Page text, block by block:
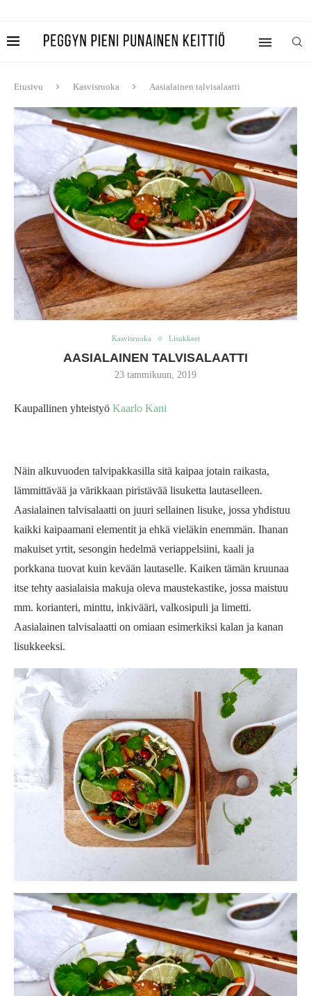
Etusivu Kasvisruoka Aasialainen talvisalaatti
Kasvisruoka Lisukkeet
AASIALAINEN TALVISALAATTI
23 tammikuun, 2019
Kaupallinen yhteistyö Kaarlo Kani
Näin alkuvuoden talvipakkasilla sitä kaipaa jotain raikasta,
lämmittävää ja värikkaan piristävää lisuketta lautaselleen.
Aasialainen talvisalaatti on juuri sellainen lisuke, jossa yhdistuu
kaikki kaipaamani elementit ja ehkä vieläkin enemmän. Ihanan
makuiset yrtit, sesongin hedelmä veriappelsiini, kaali ja
porkkana tuovat kuin kevään lautaselle. Kaiken tämän kruunaa
itse tehty aasialaisia makuja oleva maustekastike, jossa maistuu
mm. korianteri, minttu, inkivääri, valkosipuli ja limetti.
Aasialainen talvisalaatti on omiaan esimerkiksi kalan ja kanan
lisukkeeksi.